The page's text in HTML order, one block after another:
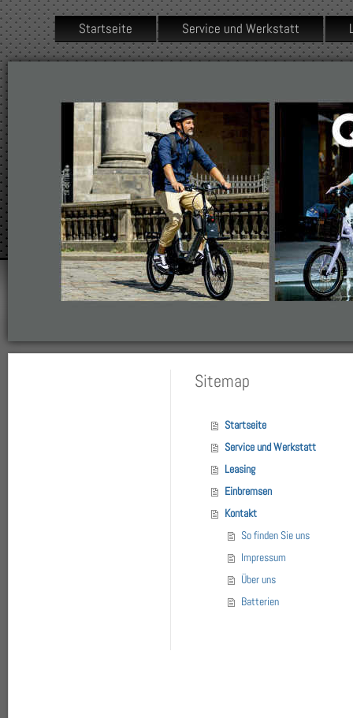
Startseite Service und Werkstatt
Sitemap
Startseite
Service und Werkstatt
Leasing
Einbremsen
Kontakt
So finden Sie uns
Impressum
Über uns
Batterien